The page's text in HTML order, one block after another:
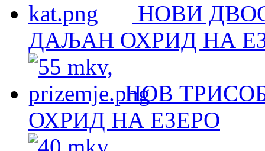
НОВИ
ДАЉАН ОХРИД НА
НОВ
ОХРИД НА ЕЗЕРО